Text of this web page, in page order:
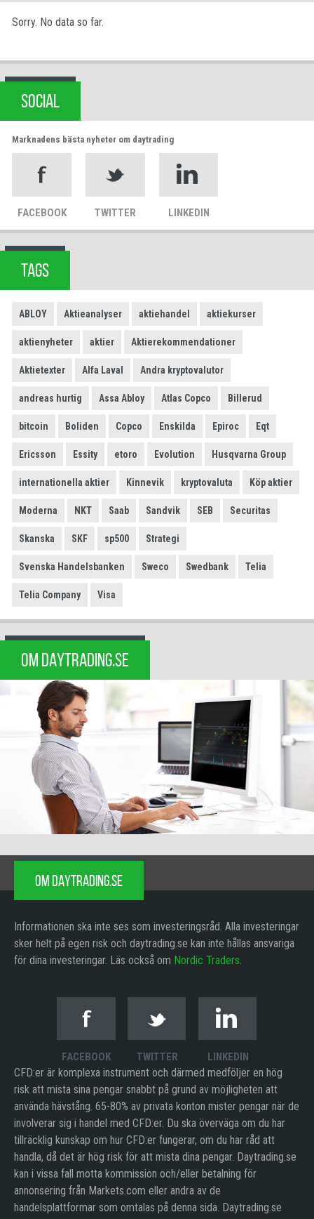
Sorry. No data so far.
SOCIAL
Marknadens bästa nyheter om daytrading
FACEBOOK TWITTER LINKEDIN
TAGS
ABLOY Aktieanalyser aktiehandel aktiekurser
aktienyheter aktier Aktierekommendationer
Aktietexter Alfa Laval Andra kryptovalutor
andreas hurtig Assa Abloy Atlas Copco Billerud
bitcoin Boliden Copco Enskilda Epiroc Eqt
Ericsson Essity etoro Evolution Husqvarna Group
internationella aktier Kinnevik kryptovaluta Köp aktier
Moderna NKT Saab Sandvik SEB Securitas
Skanska SKF sp500 Strategi
Svenska Handelsbanken Sweco Swedbank Telia
Telia Company Visa
OM DAYTRADING.SE
OM DAYTRADING.SE
Informationen ska inte ses som investeringsråd. Alla investeringar
sker helt på egen risk och daytrading.se kan inte hållas ansvariga
för dina investeringar. Läs också om Nordic Traders.
FACEBOOK TWITTER LINKEDIN
CFD:er är komplexa instrument och därmed medföljer en hög
risk att mista sina pengar snabbt på grund av möjligheten att
använda hävstång. 65-80% av privata konton mister pengar när de
involverar sig i handel med CFD:er. Du ska överväga om du har
tillräcklig kunskap om hur CFD:er fungerar, om du har råd att
handla, då det är hög risk för att mista dina pengar. Daytrading.se
kan i vissa fall motta kommission och/eller betalning för
annonsering från Markets.com eller andra av de
handelsplattformar som omtalas på denna sida. Daytrading.se